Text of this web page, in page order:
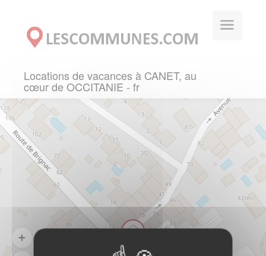
Locations de vacances à CANET, au
cœur de OCCITANIE - fr